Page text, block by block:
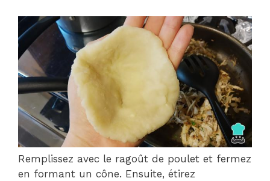
Remplissez avec le ragoût de poulet et fermez
en formant un cône. Ensuite, étirez